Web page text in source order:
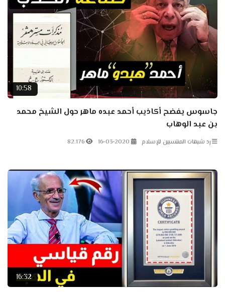
10:58
جاسوس يفضح أكاذيب أحمد عبده ماهر حول الشيخ محمد
بن عبد الوهاب
رد شبهات المنتسبين للإسلام 16-03-2020
82.176
16:32